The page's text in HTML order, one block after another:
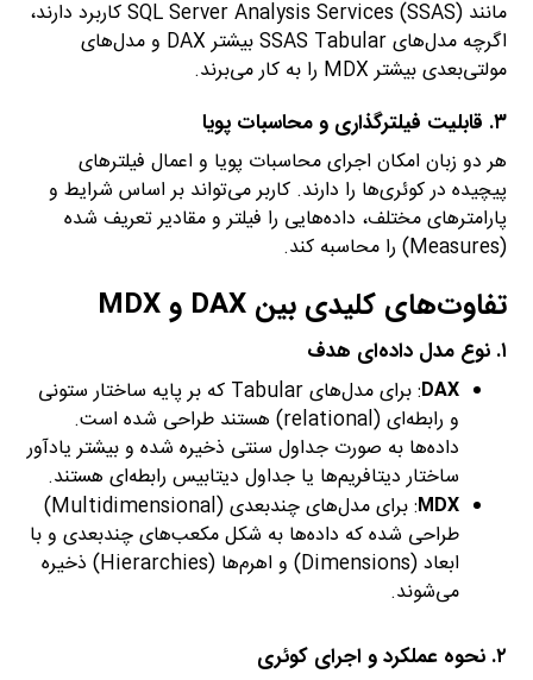
مانند SQL Server Analysis Services (SSAS) کاربرد دارند،
اگرچه مدل‌های SSAS Tabular بیشتر DAX و مدل‌های
مولتی‌بعدی بیشتر MDX را به کار می‌برند.
۳. قابلیت فیلترگذاری و محاسبات پویا
هر دو زبان امکان اجرای محاسبات پویا و اعمال فیلترهای
پیچیده در کوئری‌ها را دارند. کاربر می‌تواند بر اساس شرایط و
پارامترهای مختلف، داده‌هایی را فیلتر و مقادیر تعریف شده
(Measures) را محاسبه کند.
تفاوت‌های کلیدی بین DAX و MDX
۱. نوع مدل داده‌ای هدف
DAX
: برای مدل‌های Tabular که بر پایه ساختار ستونی
و رابطه‌ای (relational) هستند طراحی شده است.
داده‌ها به صورت جداول سنتی ذخیره شده و بیشتر یادآور
ساختار دیتافریم‌ها یا جداول دیتابیس رابطه‌ای هستند.
MDX
: برای مدل‌های چندبعدی (Multidimensional)
طراحی شده که داده‌ها به شکل مکعب‌های چندبعدی و با
ابعاد (Dimensions) و اهرم‌ها (Hierarchies) ذخیره
می‌شوند.
۲. نحوه عملکرد و اجرای کوئری